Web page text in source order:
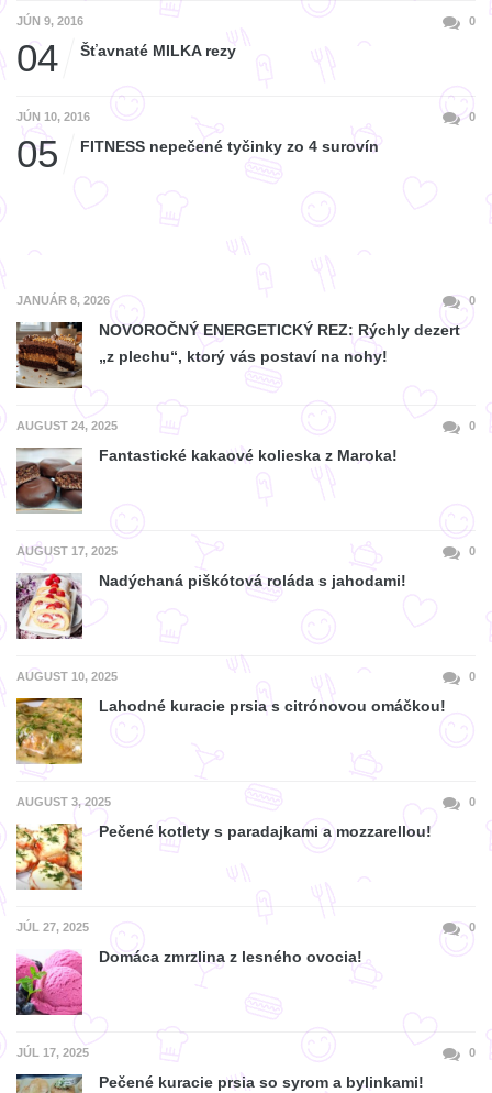
JÚN 9, 2016 0
04 Šťavnaté MILKA rezy
JÚN 10, 2016 0
05 FITNESS nepečené tyčinky zo 4 surovín
JANUÁR 8, 2026 0
NOVOROČNÝ ENERGETICKÝ REZ: Rýchly dezert
„z plechu“, ktorý vás postaví na nohy!
AUGUST 24, 2025 0
Fantastické kakaové kolieska z Maroka!
AUGUST 17, 2025 0
Nadýchaná piškótová roláda s jahodami!
AUGUST 10, 2025 0
Lahodné kuracie prsia s citrónovou omáčkou!
AUGUST 3, 2025 0
Pečené kotlety s paradajkami a mozzarellou!
JÚL 27, 2025 0
Domáca zmrzlina z lesného ovocia!
JÚL 17, 2025 0
Pečené kuracie prsia so syrom a bylinkami!